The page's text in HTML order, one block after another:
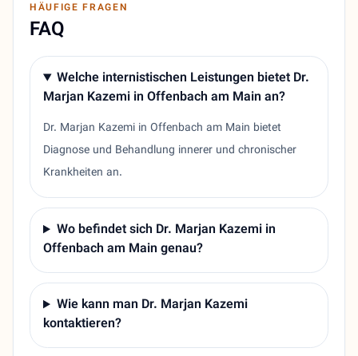
HÄUFIGE FRAGEN
FAQ
Welche internistischen Leistungen bietet Dr.
Marjan Kazemi in Offenbach am Main an?
Dr. Marjan Kazemi in Offenbach am Main bietet
Diagnose und Behandlung innerer und chronischer
Krankheiten an.
Wo befindet sich Dr. Marjan Kazemi in
Offenbach am Main genau?
Wie kann man Dr. Marjan Kazemi
kontaktieren?